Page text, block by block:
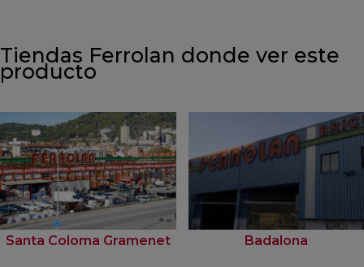
Tiendas Ferrolan donde ver este
producto
Santa Coloma Gramenet Badalona